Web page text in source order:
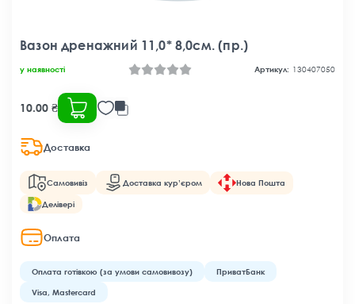
Вазон дренажний 11,0* 8,0см. (пр.)
у наявності Артикул: 130407050
10.00 ₴
Доставка
Самовивіз Доставка кур’єром Нова Пошта
Делівері
Оплата
Оплата готівкою (за умови самовивозу) ПриватБанк
Visa, Mastercard